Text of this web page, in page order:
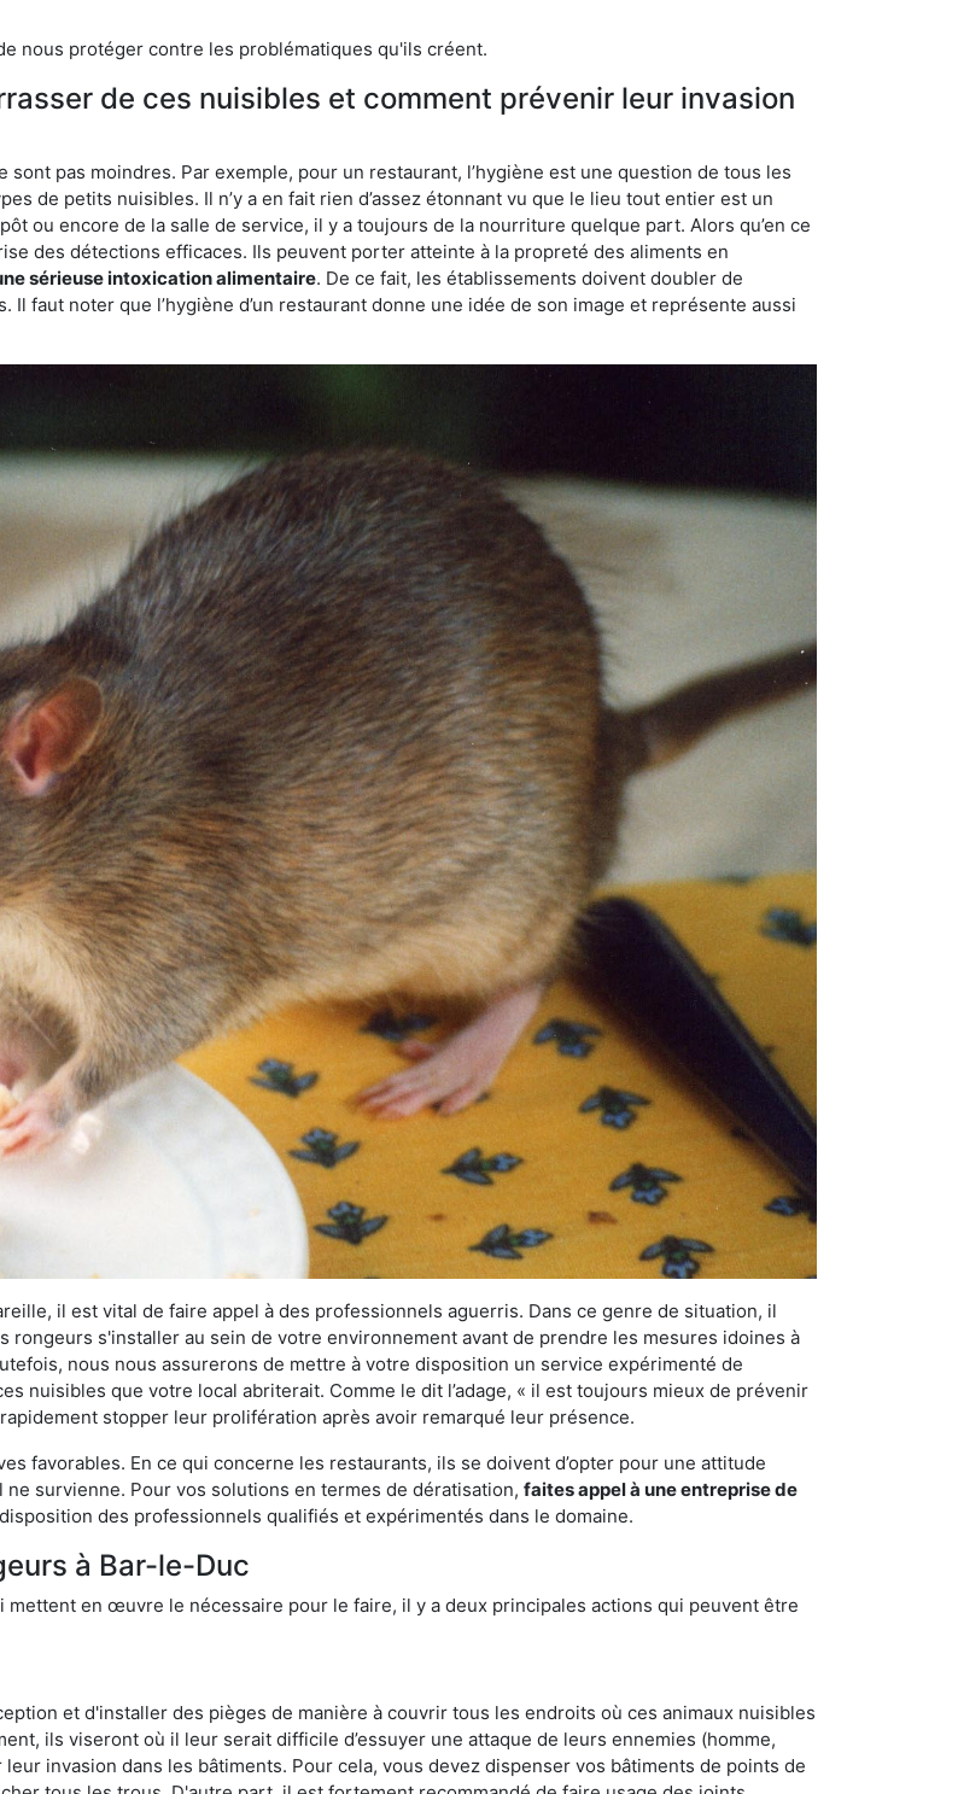
nous protéger contre les problématiques qu'ils créent.
de ces nuisibles et comment prévenir leur invasion
pas moindres. Par exemple, pour un restaurant, l’hygiène est une question de tous les
de petits nuisibles. Il n’y a en fait rien d’assez étonnant vu que le lieu tout entier est un
ou encore de la salle de service, il y a toujours de la nourriture quelque part. Alors qu’en ce
des détections efficaces. Ils peuvent porter atteinte à la propreté des aliments en
sérieuse intoxication alimentaire. De ce fait, les établissements doivent doubler de
faut noter que l’hygiène d’un restaurant donne une idée de son image et représente aussi
il est vital de faire appel à des professionnels aguerris. Dans ce genre de situation, il
rongeurs s'installer au sein de votre environnement avant de prendre les mesures idoines à
nous nous assurerons de mettre à votre disposition un service expérimenté de
nuisibles que votre local abriterait. Comme le dit l’adage, « il est toujours mieux de prévenir
stopper leur prolifération après avoir remarqué leur présence.
favorables. En ce qui concerne les restaurants, ils se doivent d’opter pour une attitude
survienne. Pour vos solutions en termes de dératisation, faites appel à une entreprise de
des professionnels qualifiés et expérimentés dans le domaine.
à Bar-le-Duc
en œuvre le nécessaire pour le faire, il y a deux principales actions qui peuvent être
et d'installer des pièges de manière à couvrir tous les endroits où ces animaux nuisibles
ils viseront où il leur serait difficile d’essuyer une attaque de leurs ennemies (homme,
invasion dans les bâtiments. Pour cela, vous devez dispenser vos bâtiments de points de